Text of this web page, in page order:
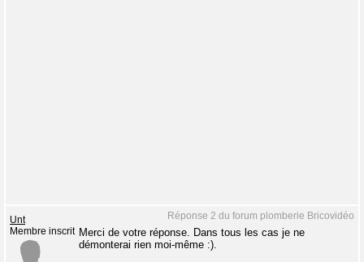
Réponse 2 du forum plomberie Bricovidéo
Unt
Membre inscrit Merci de votre réponse. Dans tous les cas je ne
démonterai rien moi-même :).